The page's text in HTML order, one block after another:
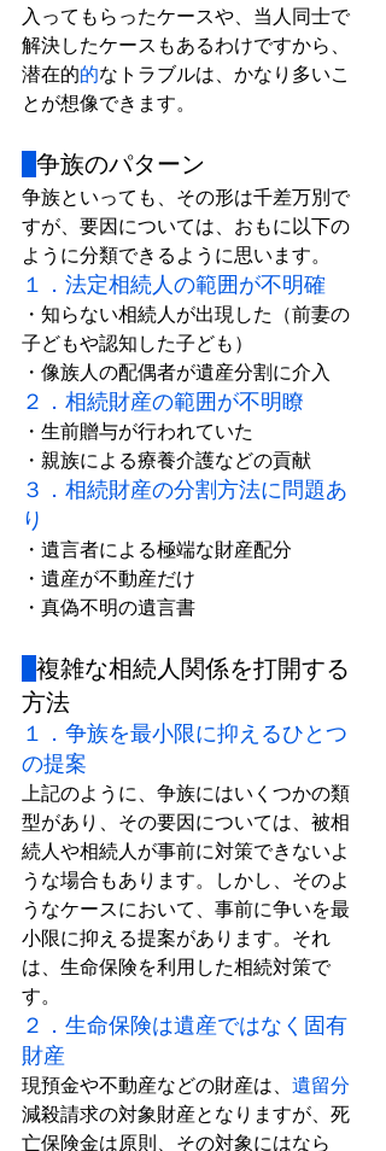
入ってもらったケースや、当人同士で
解決したケースもあるわけですから、
潜在的的なトラブルは、かなり多いこ
とが想像できます。
争族のパターン
争族といっても、その形は千差万別で
すが、要因については、おもに以下の
ように分類できるように思います。
１．法定相続人の範囲が不明確
・知らない相続人が出現した（前妻の
子どもや認知した子ども）
・像族人の配偶者が遺産分割に介入
２．相続財産の範囲が不明瞭
・生前贈与が行われていた
・親族による療養介護などの貢献
３．相続財産の分割方法に問題あ
り
・遺言者による極端な財産配分
・遺産が不動産だけ
・真偽不明の遺言書
複雑な相続人関係を打開する
方法
１．争族を最小限に抑えるひとつ
の提案
上記のように、争族にはいくつかの類
型があり、その要因については、被相
続人や相続人が事前に対策できないよ
うな場合もあります。しかし、そのよ
うなケースにおいて、事前に争いを最
小限に抑える提案があります。それ
は、生命保険を利用した相続対策で
す。
２．生命保険は遺産ではなく固有
財産
現預金や不動産などの財産は、 遺留分
減殺請求の対象財産となりますが、死
亡保険金は原則、その対象にはなら